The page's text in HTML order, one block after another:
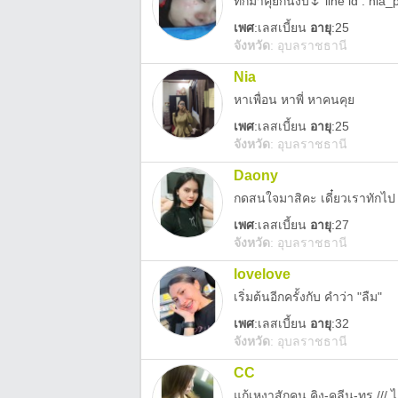
เพศ:เลสเบี้ยน อายุ:25
จังหวัด: อุบลราชธานี
Nia
หาเพื่อน หาพี่ หาคนคุย
เพศ:เลสเบี้ยน อายุ:25
จังหวัด: อุบลราชธานี
Daony
กดสนใจมาสิคะ เดี๋ยวเราทักไป
เพศ:เลสเบี้ยน อายุ:27
จังหวัด: อุบลราชธานี
lovelove
เริ่มต้นอีกครั้งกับ คำว่า "ลืม"
เพศ:เลสเบี้ยน อายุ:32
จังหวัด: อุบลราชธานี
CC